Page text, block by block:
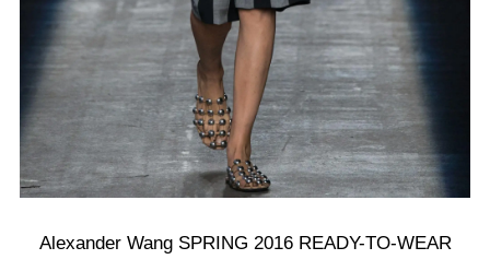
Alexander Wang SPRING 2016 READY-TO-WEAR